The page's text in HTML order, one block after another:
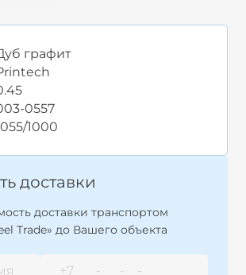
графит
0557
1000
доставки
доставки транспортом
Trade» до Вашего объекта